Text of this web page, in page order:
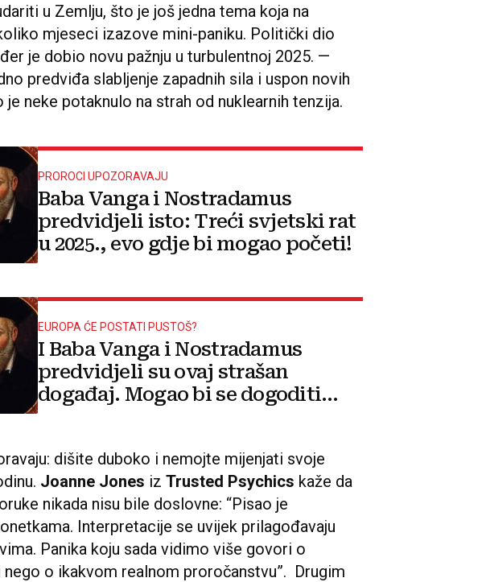
u Zemlju, što je još jedna tema koja na
mjeseci izazove mini-paniku. Politički dio
je dobio novu pažnju u turbulentnoj 2025. —
predviđa slabljenje zapadnih sila i uspon novih
je neke potaknulo na strah od nuklearnih tenzija.
PROROCI UPOZORAVAJU
Baba Vanga i Nostradamus
predvidjeli isto: Treći svjetski rat
u 2025., evo gdje bi mogao početi!
EUROPA ĆE POSTATI PUSTOŠ?
I Baba Vanga i Nostradamus
predvidjeli su ovaj strašan
događaj. Mogao bi se dogoditi
dišite duboko i nemojte mijenjati svoje
Joanne Jones iz Trusted Psychics kaže da
nikada nisu bile doslovne: “Pisao je
Interpretacije se uvijek prilagođavaju
Panika koju sada vidimo više govori o
o ikakvom realnom proročanstvu”. Drugim